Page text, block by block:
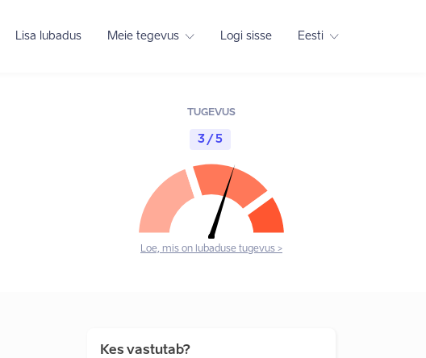
Lisa lubadus Meie tegevus Logi sisse Eesti
TUGEVUS
3 / 5
Loe, mis on lubaduse tugevus >
Kes vastutab?